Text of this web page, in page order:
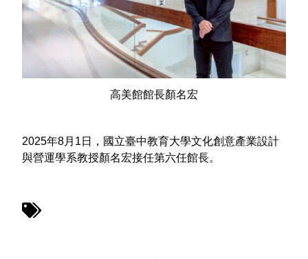
高美館館長顏名宏
2025年8月1日，國立臺中教育大學文化創意產業設計
與營運學系教授顏名宏接任第六任館長。